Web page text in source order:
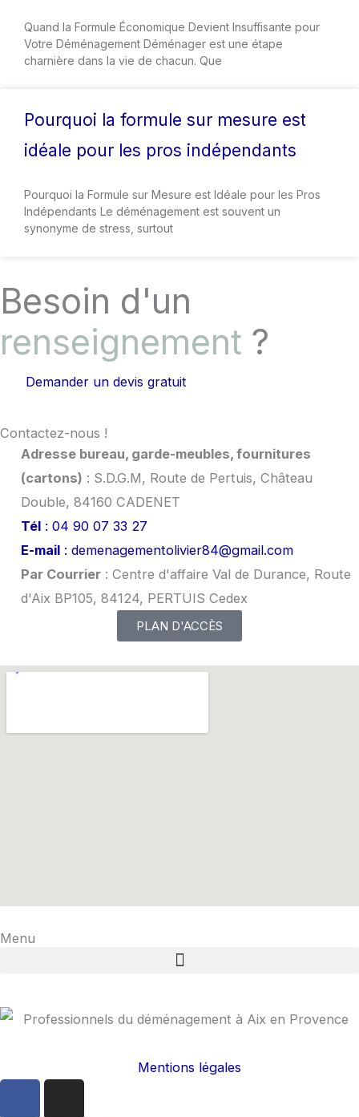
Quand la Formule Économique Devient Insuffisante pour
Votre Déménagement Déménager est une étape
charnière dans la vie de chacun. Que
Pourquoi la formule sur mesure est
idéale pour les pros indépendants
Pourquoi la Formule sur Mesure est Idéale pour les Pros
Indépendants Le déménagement est souvent un
synonyme de stress, surtout
Besoin d'un
renseignement ?
Demander un devis gratuit
Contactez-nous !
Adresse bureau, garde-meubles, fournitures
(cartons) : S.D.G.M, Route de Pertuis, Château
Double, 84160 CADENET
Tél: 04 90 07 33 27
E-mail: demenagementolivier84@gmail.com
Par Courrier: Centre d'affaire Val de Durance, Route
d'Aix BP105, 84124, PERTUIS Cedex
PLAN D'ACCÈS
Menu
Mentions légales